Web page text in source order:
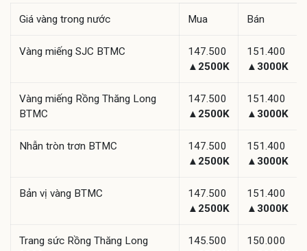
Giá vàng trong nước Mua Bán
Vàng miếng SJC BTMC
147.500
▲2500K
151.400
▲3000K
Vàng miếng Rồng Thăng Long
BTMC
147.500
▲2500K
151.400
▲3000K
Nhẫn tròn trơn BTMC
147.500
▲2500K
151.400
▲3000K
Bản vị vàng BTMC
147.500
▲2500K
151.400
▲3000K
Trang sức Rồng Thăng Long
145.500
150.000